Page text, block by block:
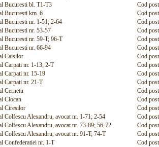
Bucuresti bl. T1-T3
Cod
Bucuresti km. 6
Cod
Bucuresti nr. 1-51; 2-64
Cod
Bucuresti nr. 53-57
Cod
Bucuresti nr. 59-T; 96-T
Cod
Bucuresti nr. 66-94
Cod
Caisilor
Cod
Carpati nr. 1-13; 2-T
Cod
Carpati nr. 15-19
Cod
Carpati nr. 21-T
Cod
Cernetu
Cod
Ciocan
Cod
Ciresilor
Cod
Colfescu Alexandru, avocat nr. 1-71; 2-54
Cod
Colfescu Alexandru, avocat nr. 73-89; 56-72
Cod
Colfescu Alexandru, avocat nr. 91-T; 74-T
Cod
Confederatiei nr. 1-T
Cod